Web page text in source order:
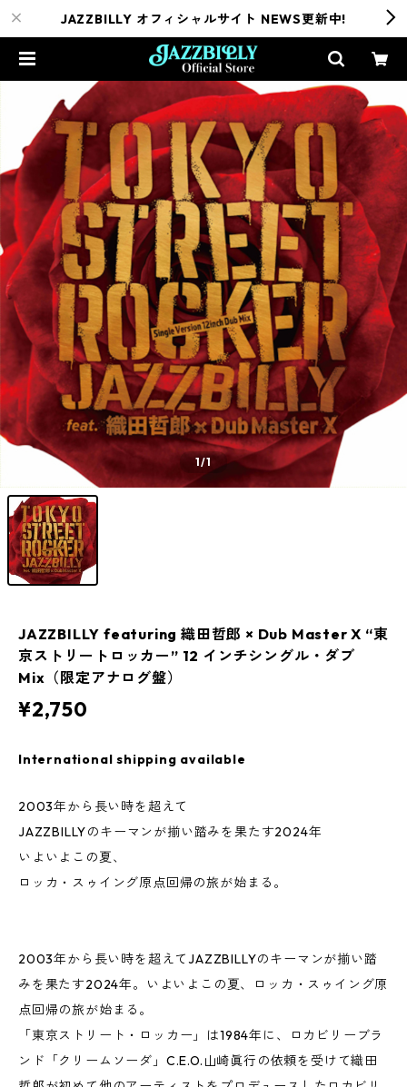
JAZZBILLY オフィシャルサイト NEWS更新中!
1/1
JAZZBILLY featuring 織田哲郎 × Dub Master X “東
京ストリートロッカー” 12 インチシングル・ダブ
Mix（限定アナログ盤）
¥2,750
International shipping available
2003年から長い時を超えて
JAZZBILLYのキーマンが揃い踏みを果たす2024年
いよいよこの夏、
ロッカ・スゥイング原点回帰の旅が始まる。
2003年から長い時を超えてJAZZBILLYのキーマンが揃い踏
みを果たす2024年。いよいよこの夏、ロッカ・スゥイング原
点回帰の旅が始まる。
「東京ストリート・ロッカー」は1984年に、ロカビリーブラ
ンド「クリームソーダ」C.E.O.山崎眞行の依頼を受けて織田